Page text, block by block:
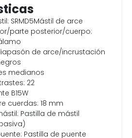
SRMD5Mástil de arce
parte posterior/cuerpo:
de arce/incrustación
medianos
22
B15W
cuerdas: 18 mm
Pastilla de mástil
Pastilla de puente